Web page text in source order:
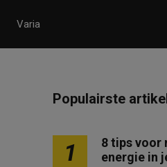
Varia
Populairste
1
8 tips voor
energie in